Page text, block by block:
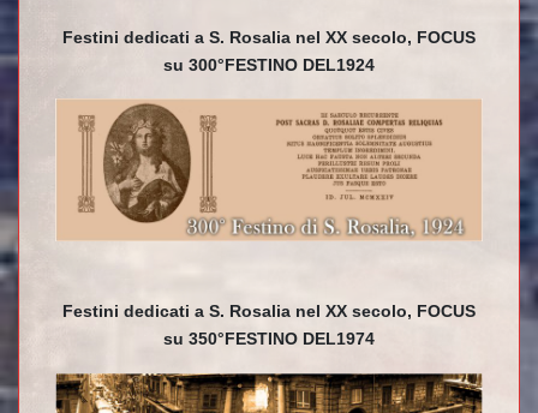
Festini dedicati a S. Rosalia nel XX secolo, FOCUS
su 300°FESTINO DEL1924
Festini dedicati a S. Rosalia nel XX secolo, FOCUS
su 350°FESTINO DEL1974